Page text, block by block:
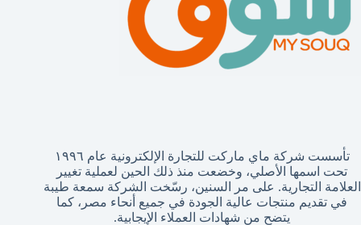
تأسست شركة ماي ماركت للتجارة الإلكترونية عام ١٩٩٦
تحت اسمها الأصلي، وخضعت منذ ذلك الحين لعملية تغيير
العلامة التجارية. على مر السنين، رسّخت الشركة سمعة طيبة
في تقديم منتجات عالية الجودة في جميع أنحاء مصر، كما
يتضح من شهادات العملاء الإيجابية.